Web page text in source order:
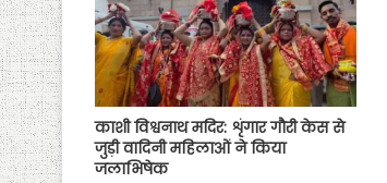
काशी विश्वनाथ मदिर: शृंगार गौरी केस से
जुड़ी वादिनी महिलाओं ने किया
जलाभिषेक